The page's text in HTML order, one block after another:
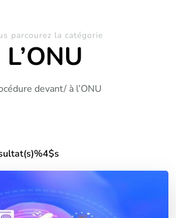
parcourez la catégorie
L’ONU
devant/ à l’ONU